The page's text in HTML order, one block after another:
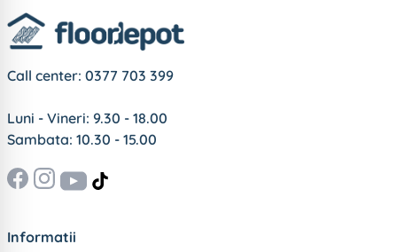
Call center: 0377 703 399
Luni - Vineri: 9.30 - 18.00
Sambata: 10.30 - 15.00
Informatii